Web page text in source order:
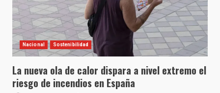
Nacional Sostenibilidad
La nueva ola de calor dispara a nivel extremo el
riesgo de incendios en España